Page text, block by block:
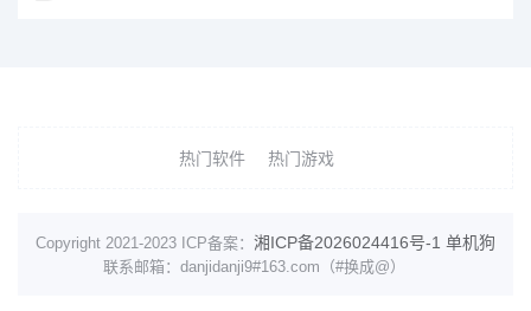
热门软件 热门游戏
Copyright 2021-2023 ICP备案： 湘ICP备2026024416号-1 单机狗
联系邮箱：danjidanji9#163.com（#换成@）